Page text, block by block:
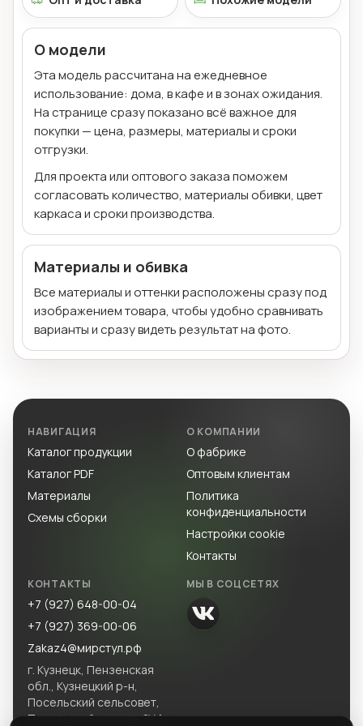
О модели
Эта модель рассчитана на ежедневное
использование: дома, в кафе и в зонах ожидания.
На странице сразу показано всё важное для
покупки — цена, размеры, материалы и сроки
отгрузки.
Для проекта или оптового заказа поможем
согласовать количество, материалы обивки, цвет
каркаса и сроки производства.
Материалы и обивка
Все материалы и оттенки расположены сразу под
изображением товара, чтобы удобно сравнивать
варианты и сразу видеть результат на фото.
НАВИГАЦИЯ
Каталог продукции
Каталог PDF
Материалы
Схемы сборки
О КОМПАНИИ
О фабрике
Оптовым клиентам
Политика
конфиденциальности
Настройки cookie
Контакты
КОНТАКТЫ
+7 (927) 648-00-04
+7 (927) 369-00-06
Zakaz4@мирстул.рф
г. Кузнецк, Пензенская
обл., Кузнецкий р-н,
Посельский сельсовет,
Посельский массив, ЗУ 1.
МЫ В СОЦСЕТЯХ